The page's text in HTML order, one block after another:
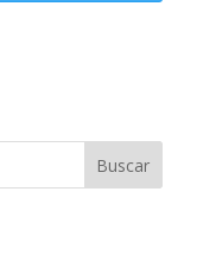
Buscar